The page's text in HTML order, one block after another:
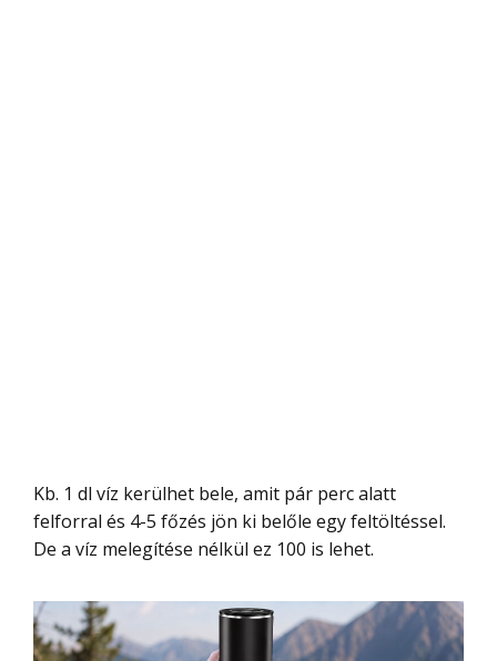
Kb. 1 dl víz kerülhet bele, amit pár perc alatt
felforral és 4-5 főzés jön ki belőle egy feltöltéssel.
De a víz melegítése nélkül ez 100 is lehet.